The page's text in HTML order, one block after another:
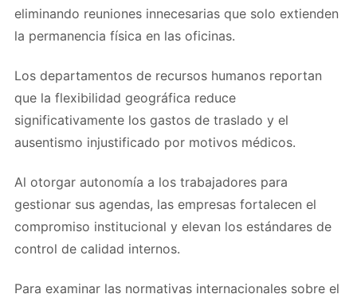
eliminando reuniones innecesarias que solo extienden
la permanencia física en las oficinas.
Los departamentos de recursos humanos reportan
que la flexibilidad geográfica reduce
significativamente los gastos de traslado y el
ausentismo injustificado por motivos médicos.
Al otorgar autonomía a los trabajadores para
gestionar sus agendas, las empresas fortalecen el
compromiso institucional y elevan los estándares de
control de calidad internos.
Para examinar las normativas internacionales sobre el